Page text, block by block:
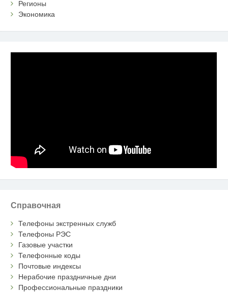
Регионы
Экономика
Справочная
Телефоны экстренных служб
Телефоны РЭС
Газовые участки
Телефонные коды
Почтовые индексы
Нерабочие праздничные дни
Профессиональные праздники